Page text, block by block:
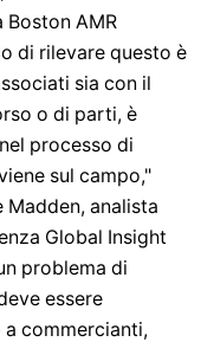
Boston AMR
di rilevare questo è
sia con il
o di parti, è
processo di
sul campo,"
Madden, analista
Global Insight
problema di
essere
commercianti,